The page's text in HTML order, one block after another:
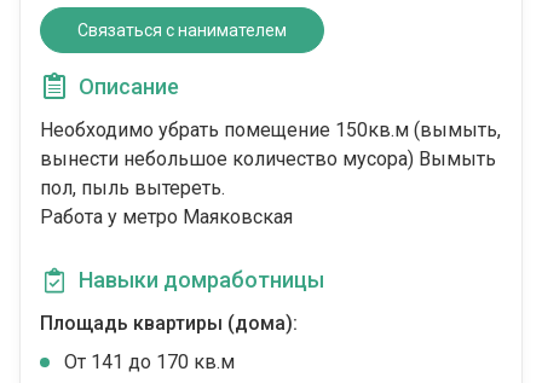
Связаться с нанимателем
Описание
Необходимо убрать помещение 150кв.м (вымыть,
вынести небольшое количество мусора) Вымыть
пол, пыль вытереть.
Работа у метро Маяковская
Навыки домработницы
Площадь квартиры (дома):
От 141 до 170 кв.м